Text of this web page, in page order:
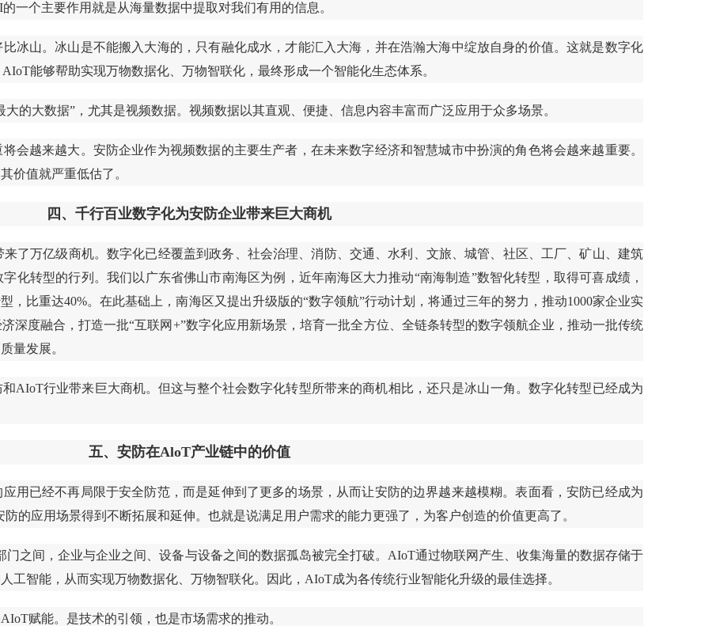
一个主要作用就是从海量数据中提取对我们有用的信息。
冰山。冰山是不能搬入大海的，只有融化成水，才能汇入大海，并在浩瀚大海中绽放自身的价值。这就是数字化
能够帮助实现万物数据化、万物智联化，最终形成一个智能化生态体系。
的大数据”，尤其是视频数据。视频数据以其直观、便捷、信息内容丰富而广泛应用于众多场景。
会越来越大。安防企业作为视频数据的主要生产者，在未来数字经济和智慧城市中扮演的角色将会越来越重要。
价值就严重低估了。
四、千行百业数字化为安防企业带来巨大商机
了万亿级商机。数字化已经覆盖到政务、社会治理、消防、交通、水利、文旅、城管、社区、工厂、矿山、建筑
化转型的行列。我们以广东省佛山市南海区为例，近年南海区大力推动“南海制造”数智化转型，取得可喜成绩，
，比重达40%。在此基础上，南海区又提出升级版的“数字领航”行动计划，将通过三年的努力，推动1000家企业实
深度融合，打造一批“互联网+”数字化应用新场景，培育一批全方位、全链条转型的数字领航企业，推动一批传统
量发展。
AIoT行业带来巨大商机。但这与整个社会数字化转型所带来的商机相比，还只是冰山一角。数字化转型已经成为
五、安防在AloT产业链中的价值
用已经不再局限于安全防范，而是延伸到了更多的场景，从而让安防的边界越来越模糊。表面看，安防已经成为
的应用场景得到不断拓展和延伸。也就是说满足用户需求的能力更强了，为客户创造的价值更高了。
之间，企业与企业之间、设备与设备之间的数据孤岛被完全打破。AIoT通过物联网产生、收集海量的数据存储于
工智能，从而实现万物数据化、万物智联化。因此，AIoT成为各传统行业智能化升级的最佳选择。
赋能。是技术的引领，也是市场需求的推动。